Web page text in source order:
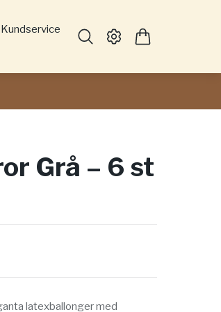
Kundservice
Grå – 6 st
latexballonger med